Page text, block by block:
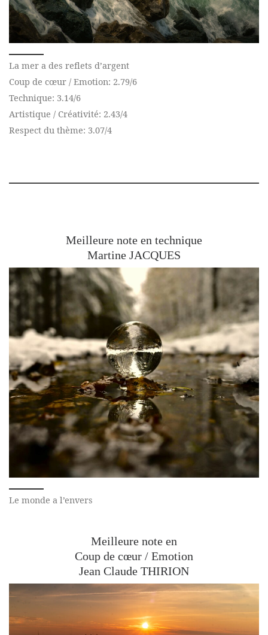
La mer a des reflets d’argent
Coup de cœur / Emotion: 2.79/6
Technique: 3.14/6
Artistique / Créativité: 2.43/4
Respect du thème: 3.07/4
Meilleure note en technique
Martine JACQUES
Le monde a l’envers
Meilleure note en
Coup de cœur / Emotion
Jean Claude THIRION